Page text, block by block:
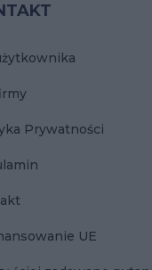
Prywatności
UE